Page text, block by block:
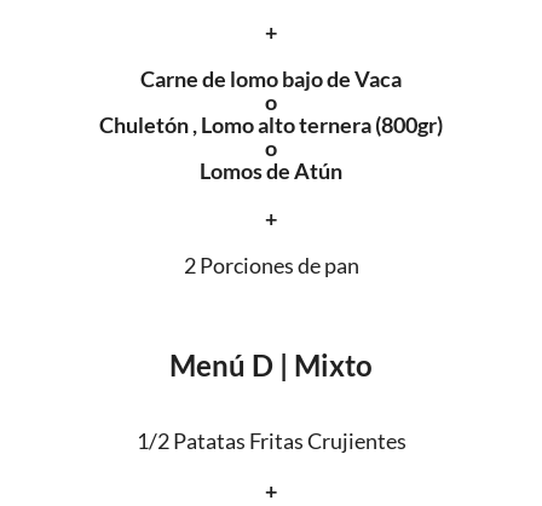
+
Carne de lomo bajo de Vaca
o
Chuletón , Lomo alto ternera (800gr)
o
Lomos de Atún
+
2 Porciones de pan
Menú D | Mixto
1/2 Patatas Fritas Crujientes
+